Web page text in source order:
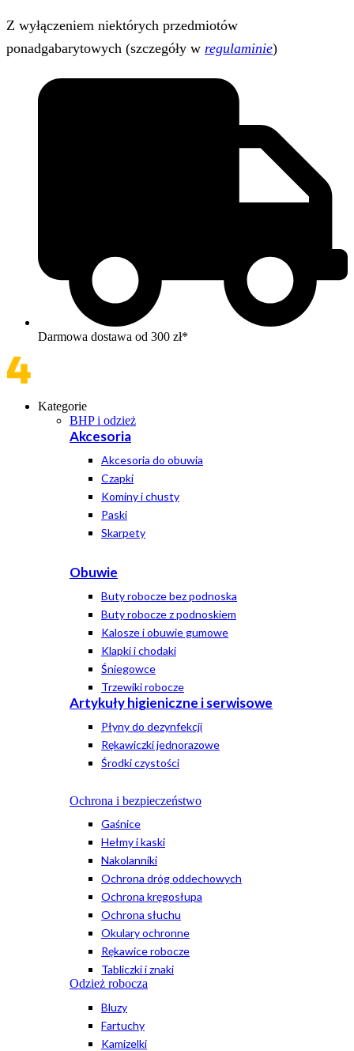
Z wyłączeniem niektórych przedmiotów
ponadgabarytowych (szczegóły w regulaminie)
Darmowa dostawa od 300 zł*
Kategorie
BHP i odzież
Akcesoria
Akcesoria do obuwia
Czapki
Kominy i chusty
Paski
Skarpety
Obuwie
Buty robocze bez podnoska
Buty robocze z podnoskiem
Kalosze i obuwie gumowe
Klapki i chodaki
Śniegowce
Trzewiki robocze
Artykuły higieniczne i serwisowe
Płyny do dezynfekcji
Rękawiczki jednorazowe
Środki czystości
Ochrona i bezpieczeństwo
Gaśnice
Hełmy i kaski
Nakolanniki
Ochrona dróg oddechowych
Ochrona kręgosłupa
Ochrona słuchu
Okulary ochronne
Rękawice robocze
Tabliczki i znaki
Odzież robocza
Bluzy
Fartuchy
Kamizelki